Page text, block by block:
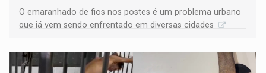
O emaranhado de fios nos postes é um problema urbano
que já vem sendo enfrentado em diversas cidades